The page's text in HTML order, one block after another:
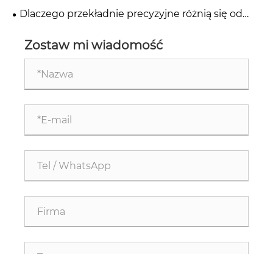
precyzji?
Dlaczego przekładnie precyzyjne różnią się od
Zostaw mi wiadomość